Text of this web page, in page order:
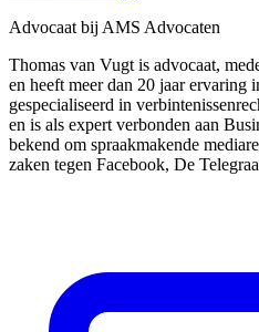
Advocaat bij AMS Advocaten
Thomas van Vugt is advocaat,
en heeft meer dan 20 jaar
gespecialiseerd in
en is als expert verbonden aan
bekend om spraakmakende
zaken tegen Facebook, De